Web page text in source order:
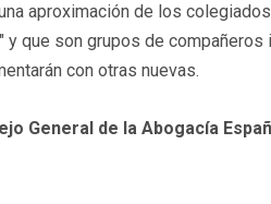
aproximación de los
que son grupos de
con otras nuevas.
General de la Abogacía